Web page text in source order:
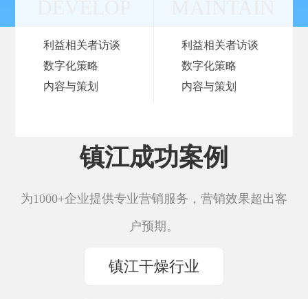
利益相关者访谈
数字化策略
内容与策划
利益相关者访谈
数字化策略
内容与策划
镇江成功案例
为1000+企业提供专业营销服务，营销效果超出客
户预期。
镇江干燥行业